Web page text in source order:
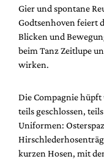
Gier und spontane
Godtsenhoven feiert
Blicken und
beim Tanz Zeitlupe
wirken.
Die Compagnie
teils geschlossen,
Uniformen:
kurzen Hosen, mit